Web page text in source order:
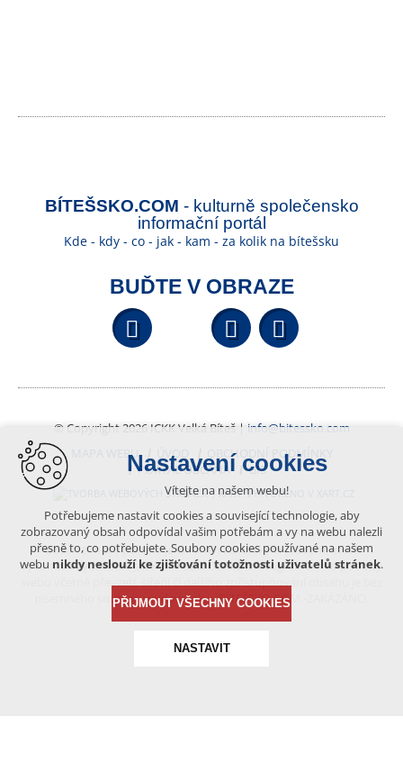
BÍTEŠSKO.COM - kulturně společensko
informační portál
Kde - kdy - co - jak - kam - za kolik na bítešsku
BUĎTE V OBRAZE
Facebook YouTube
© Copyright 2026 ICKK Velká Bíteš | info@bitessko.com
MAPA WEBU
ÚVOD
OBCHODNÍ PODMÍNKY
PORTÁL OBČANA
GIS
VYTVOŘENO V XART.CZ
Obsah tohoto portálu je chráněn autorským právem, které
vykonává vydavatel. Jakékoliv užití článků a fotografií z této podoby
písemného souhlasu vydavatele – BÍTEŠSKO.COM -ZAKÁZÁNO.
Nastavení cookies
Vítejte na našem webu!
Potřebujeme nastavit cookies a související technologie, aby
zobrazovaný obsah odpovídal vašim potřebám a vy na webu nalezli
přesně to, co potřebujete. Soubory cookies používané na našem
webu nikdy neslouží ke zjišťování totožnosti uživatelů stránek.
PŘIJMOUT VŠECHNY COOKIES
NASTAVIT